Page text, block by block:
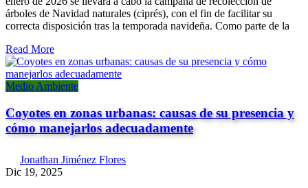
árboles de Navidad naturales (ciprés), con el fin de facilitar su
correcta disposición tras la temporada navideña. Como parte de la
Read More
Medio Ambiente
Coyotes en zonas urbanas: causas de su presencia y
cómo manejarlos adecuadamente
Jonathan Jiménez Flores
Dic 19, 2025